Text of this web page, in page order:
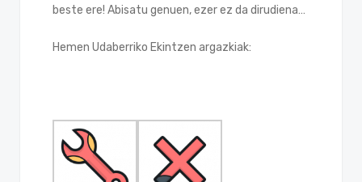
beste ere! Abisatu genuen, ezer ez da dirudiena…
Hemen Udaberriko Ekintzen argazkiak: